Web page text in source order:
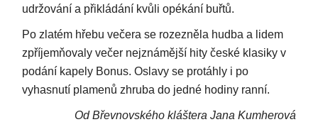
udržování a přikládání kvůli opékání buřtů.
Po zlatém hřebu večera se rozezněla hudba a lidem
zpříjemňovaly večer nejznámější hity české klasiky v
podání kapely Bonus. Oslavy se protáhly i po
vyhasnutí plamenů zhruba do jedné hodiny ranní.
Od Břevnovského kláštera Jana Kumherová